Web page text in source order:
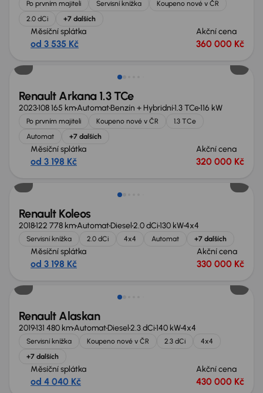
Po prvním majiteli Servisní knížka
Koupeno nové v ČR
2.0 dCi
+7 dalších
Měsíční splátka
od 3 535 Kč
Akční cena
360 000 Kč
Zlevněno o 40 000 Kč
Renault Arkana 1.3 TCe
2023108 165 kmAutomatBenzín + Hybridní1.3 TCe116 kW
Po prvním majiteli Koupeno nové v ČR
1.3 TCe
Automat
+7 dalších
Měsíční splátka
od 3 198 Kč
Akční cena
320 000 Kč
Renault Koleos
2018122 778 kmAutomatDiesel2.0 dCi130 kW4x4
Servisní knížka 2.0 dCi 4x4 Automat +7 dalších
Měsíční splátka
od 3 198 Kč
Akční cena
330 000 Kč
Renault Alaskan
2019131 480 kmAutomatDiesel2.3 dCi140 kW4x4
Servisní knížka Koupeno nové v ČR 2.3 dCi
4x4
+7 dalších
Měsíční splátka
od 4 040 Kč
Akční cena
430 000 Kč